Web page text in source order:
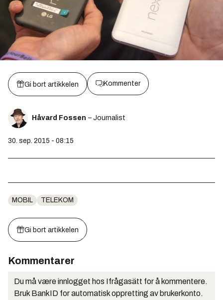
Gi bort artikkelen Kommenter
Håvard Fossen – Journalist
30. sep. 2015 - 08:15
MOBIL TELEKOM
Gi bort artikkelen
Kommentarer
Du må være innlogget hos Ifrågasätt for å kommentere.
Bruk BankID for automatisk oppretting av brukerkonto.